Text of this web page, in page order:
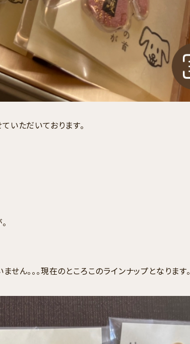
いただいております。
ん。。。現在のところこのラインナップとなります。